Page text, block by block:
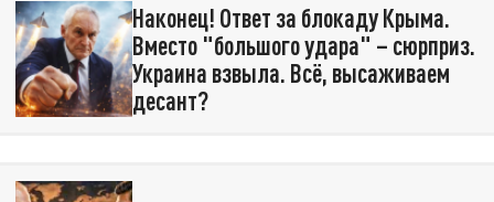
Наконец! Ответ за блокаду Крыма.
Вместо "большого удара" – сюрприз.
Украина взвыла. Всё, высаживаем
десант?